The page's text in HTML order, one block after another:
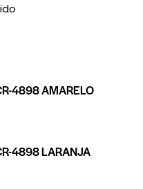
4898 AMARELO
4898 LARANJA